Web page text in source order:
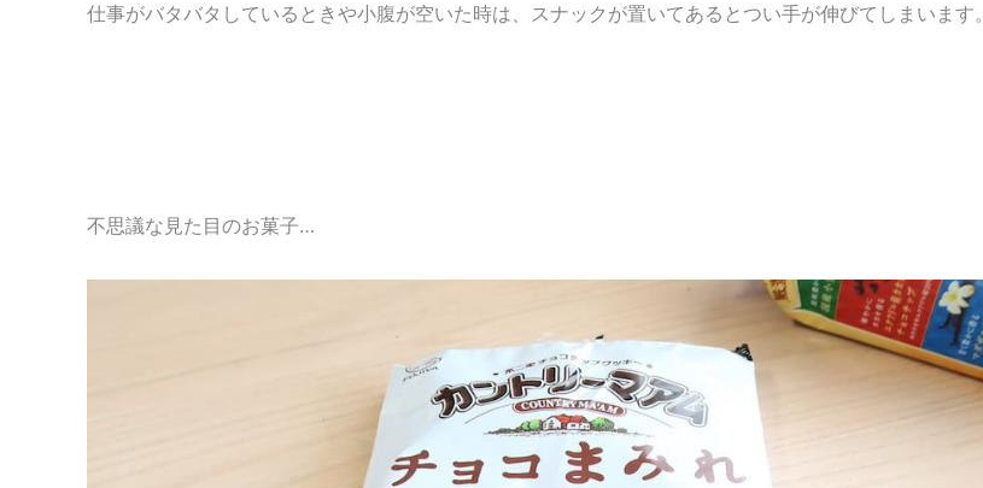
仕事がバタバタしているときや小腹が空いた時は、スナックが置いてあるとつい手が伸びてしまいます。
不思議な見た目のお菓子…